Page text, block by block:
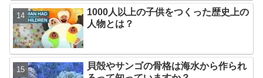
1000人以上の子供をつくった歴史上の
人物とは？
貝殻やサンゴの骨格は海水から作られ